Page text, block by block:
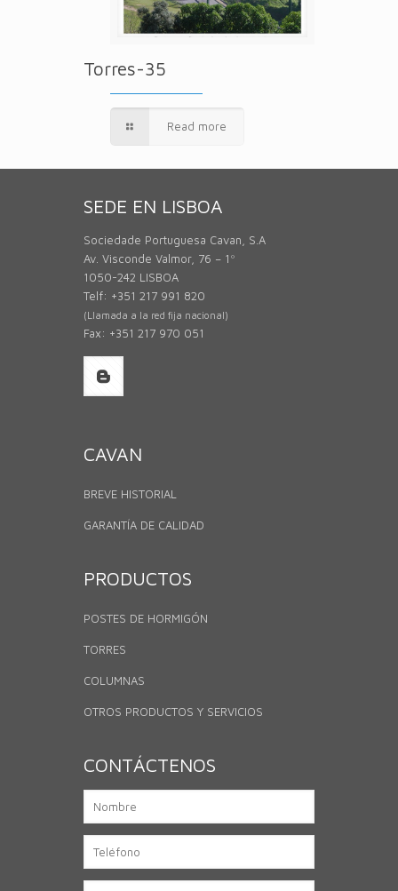
Torres-35
Read more
SEDE EN LISBOA
Sociedade Portuguesa Cavan, S.A
Av. Visconde Valmor, 76 – 1º
1050-242 LISBOA
Telf: +351 217 991 820
(Llamada a la red fija nacional)
Fax: +351 217 970 051
CAVAN
BREVE HISTORIAL
GARANTÍA DE CALIDAD
PRODUCTOS
POSTES DE HORMIGÓN
TORRES
COLUMNAS
OTROS PRODUCTOS Y SERVICIOS
CONTÁCTENOS